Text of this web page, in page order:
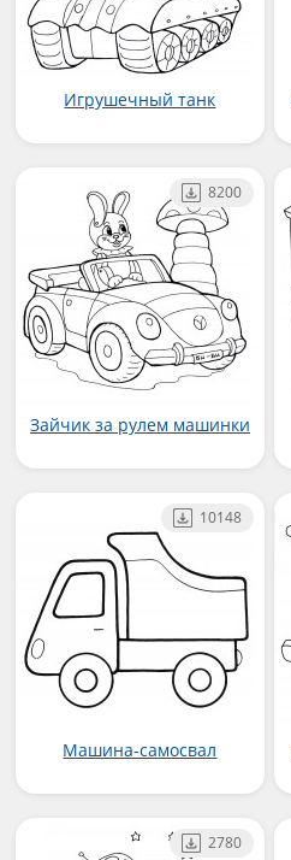
Игрушечный танк
Зайчик за рулем машинки
8200
Машина-самосвал
10148
2780